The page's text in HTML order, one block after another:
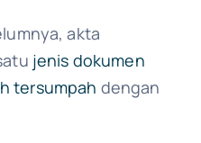
akta
jenis dokumen
tersumpah dengan